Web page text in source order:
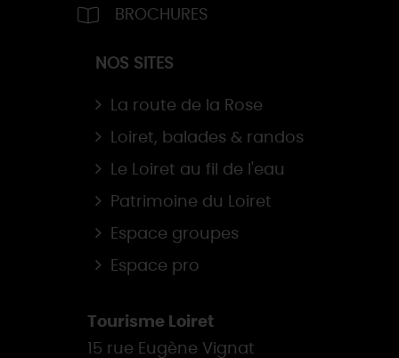
BROCHURES
NOS SITES
La route de la Rose
Loiret, balades & randos
Le Loiret au fil de l'eau
Patrimoine du Loiret
Espace groupes
Espace pro
Tourisme Loiret
15 rue Eugène Vignat